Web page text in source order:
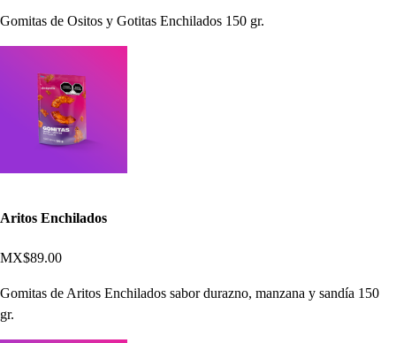
Gomitas de Ositos y Gotitas Enchilados 150 gr.
Aritos Enchilados
MX$89.00
Gomitas de Aritos Enchilados sabor durazno, manzana y sandía 150
gr.